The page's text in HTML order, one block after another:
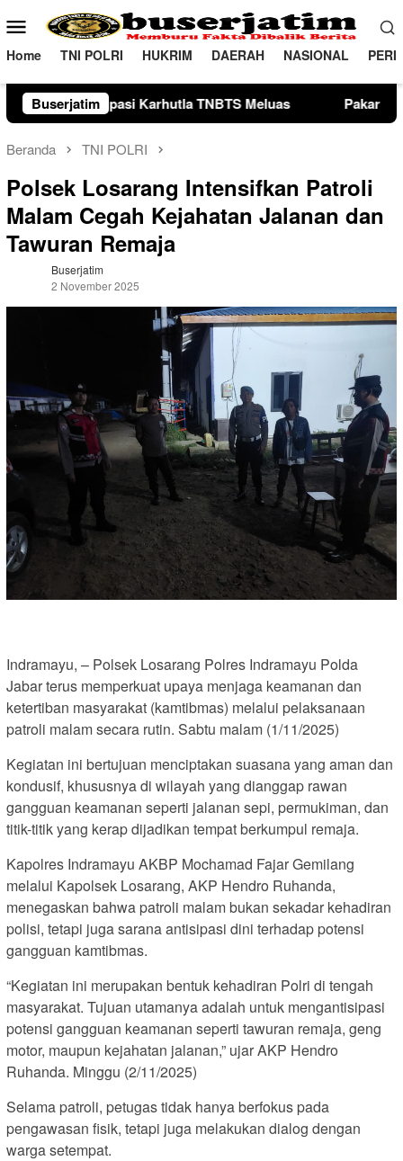
ke
konten
Menu
Mobile
Home TNI POLRI HUKRIM DAERAH NASIONAL
Buserjatim
Meluas Pakar Hukum Dorong Polri Tindak
Beranda TNI POLRI
Polsek Losarang Intensifkan Patroli
Malam Cegah Kejahatan Jalanan dan
Tawuran Remaja
Buserjatim
2 November 2025
Indramayu, – Polsek Losarang Polres Indramayu Polda
Jabar terus memperkuat upaya menjaga keamanan dan
ketertiban masyarakat (kamtibmas) melalui pelaksanaan
patroli malam secara rutin. Sabtu malam (1/11/2025)
Kegiatan ini bertujuan menciptakan suasana yang aman dan
kondusif, khususnya di wilayah yang dianggap rawan
gangguan keamanan seperti jalanan sepi, permukiman, dan
titik-titik yang kerap dijadikan tempat berkumpul remaja.
Kapolres Indramayu AKBP Mochamad Fajar Gemilang
melalui Kapolsek Losarang, AKP Hendro Ruhanda,
menegaskan bahwa patroli malam bukan sekadar kehadiran
polisi, tetapi juga sarana antisipasi dini terhadap potensi
gangguan kamtibmas.
“Kegiatan ini merupakan bentuk kehadiran Polri di tengah
masyarakat. Tujuan utamanya adalah untuk mengantisipasi
potensi gangguan keamanan seperti tawuran remaja, geng
motor, maupun kejahatan jalanan,” ujar AKP Hendro
Ruhanda. Minggu (2/11/2025)
Selama patroli, petugas tidak hanya berfokus pada
pengawasan fisik, tetapi juga melakukan dialog dengan
warga setempat.